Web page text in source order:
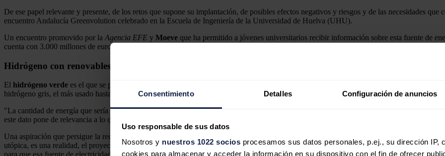
Consentimiento Detalles Configuración de anuncios
Uso responsable de sus datos
Nosotros y nuestros 1022 socios procesamos sus datos personales, p.ej., su dirección IP,
cookies para almacenar y acceder la información en su dispositivo con el fin de ofrecer
De ese papel relevante y presente, de los retos que supone su implantación, de posibles efectos negativos y riesgos y de las necesidades
encuentro Andalucía Greenvolution celebrado en la Escuela de Ingeniería de la Universidad de Huelva (UHU).
Un encuentro promovido por la Agencia EFE y Moeve que ha permitido a jóvenes universitarios recibir información sobre esta fuente de
cuenta con 3.000 millones de euros de inversión y prevé la creación de 181.000 puestos de trabajo - de la mano de políticos, investigadores y
Hidrógeno con renovables
El hidrógeno verde es el que se produce
, mediante electrólisis, un
hidrógeno gris, el más usado hasta el momento, según ha explicado
José Enrique García, vicerrector de la UHU, catedrático y promotor
"La cantidad de energía que sería preciso destinar a producir hidrógeno verde, el que se usa a día de hoy, sin pensar en nuevos posibles
este dato pone de relevancia a lo que estamos intentando aspirar", ha destacado.
Una aspiración que persigue la reducción del uso de los combustibles fósiles que, según ha defendido,
, directora de
utópica, es una realidad, el proyecto -el Valle Andaluz- está ahí; hidrógeno ya estamos produciendo, pero es un reto porque la electrolisis